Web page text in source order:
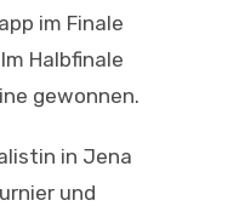
im Finale
Halbfinale
gewonnen.
in Jena
und